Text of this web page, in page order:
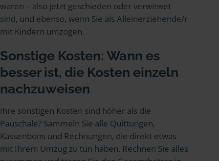
waren – also jetzt geschieden oder verwitwet
sind, und ebenso, wenn Sie als Alleinerziehende/r
mit Kindern umzogen.
Sonstige Kosten: Wann es
besser ist, die Kosten einzeln
nachzuweisen
Ihre sonstigen Kosten sind höher als die
Pauschale? Sammeln Sie alle Quittungen,
Kassenbons und Rechnungen, die direkt etwas
mit Ihrem Umzug zu tun haben. Rechnen Sie alles